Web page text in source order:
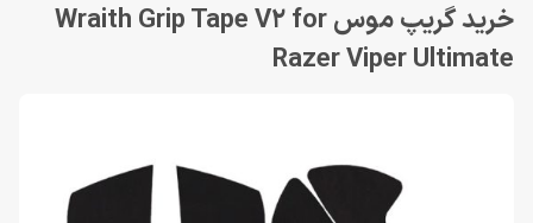
خرید گریپ موس Wraith Grip Tape V2 for
Razer Viper Ultimate